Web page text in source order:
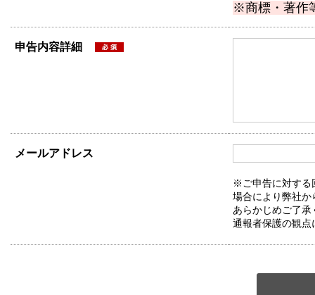
※商標・著作
申告内容詳細
メールアドレス
※ご申告に対する
場合により弊社か
あらかじめご了承
通報者保護の観点